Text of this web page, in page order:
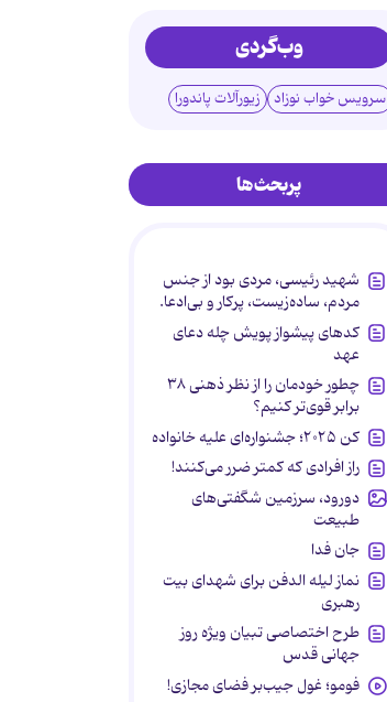
وب‌گردی
سرویس خواب نوزاد زیورآلات پاندورا
پربحث‌ها
شهید رئیسی، مردی بود از جنس
مردم، ساده‌زیست، پرکار و بی‌ادعا.
کدهای پیشواز پویش چله دعای
عهد
چطور خودمان را از نظر ذهنی ۳۸
برابر قوی‌تر کنیم؟
کن ۲۰۲۵؛ جشنواره‌ای علیه خانواده
راز افرادی که کمتر ضرر می‌کنند!
دورود، سرزمین شگفتی‌های
طبیعت
جان فدا
نماز لیله الدفن برای شهدای بیت
رهبری
طرح اختصاصی تبیان ویژه روز
جهانی قدس
فومو؛ غول جیب‌بر فضای مجازی!